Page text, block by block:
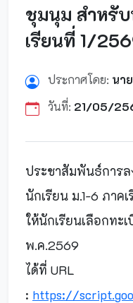
ชุมนุม สำหรับ
เรียนที่ 1/
ประกาศโดย: นา
วันที่: 21/05/
ประชาสัมพันธ์การ
นักเรียน ม.1-6 ภาค
ให้นักเรียนเลือกทะ
พ.ค.2569
ได้ที่ URL
: https://